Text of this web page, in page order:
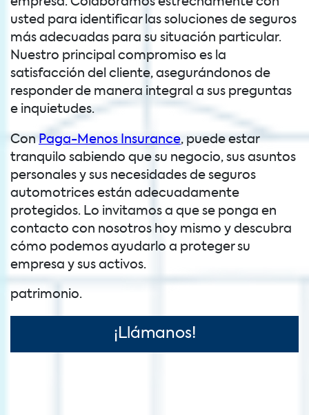
usted para identificar las soluciones de seguros
más adecuadas para su situación particular.
Nuestro principal compromiso es la
satisfacción del cliente, asegurándonos de
responder de manera integral a sus preguntas
e inquietudes.
ConPaga-Menos Insurance, puede estar
tranquilo sabiendo que su negocio, sus asuntos
personales y sus necesidades de seguros
automotrices están adecuadamente
protegidos. Lo invitamos a que se ponga en
contacto con nosotros hoy mismo y descubra
cómo podemos ayudarlo a proteger su
empresa y sus activos.
patrimonio.
¡Llámanos!